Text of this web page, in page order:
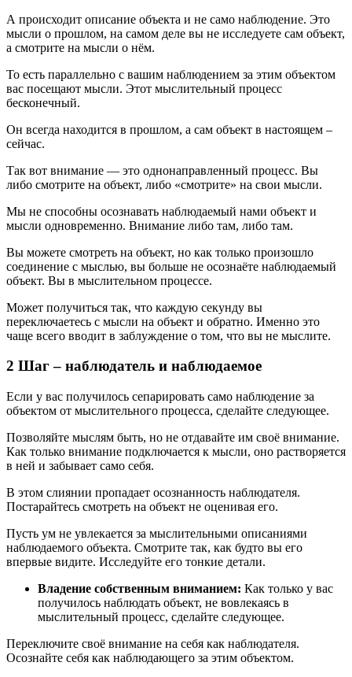
А происходит описание объекта и не само наблюдение. Это
мысли о прошлом, на самом деле вы не исследуете сам объект,
а смотрите на мысли о нём.
То есть параллельно с вашим наблюдением за этим объектом
вас посещают мысли. Этот мыслительный процесс
бесконечный.
Он всегда находится в прошлом, а сам объект в настоящем –
сейчас.
Так вот внимание — это однонаправленный процесс. Вы
либо смотрите на объект, либо «смотрите» на свои мысли.
Мы не способны осознавать наблюдаемый нами объект и
мысли одновременно. Внимание либо там, либо там.
Вы можете смотреть на объект, но как только произошло
соединение с мыслью, вы больше не осознаёте наблюдаемый
объект. Вы в мыслительном процессе.
Может получиться так, что каждую секунду вы
переключаетесь с мысли на объект и обратно. Именно это
чаще всего вводит в заблуждение о том, что вы не мыслите.
2 Шаг – наблюдатель и наблюдаемое
Если у вас получилось сепарировать само наблюдение за
объектом от мыслительного процесса, сделайте следующее.
Позволяйте мыслям быть, но не отдавайте им своё внимание.
Как только внимание подключается к мысли, оно растворяется
в ней и забывает само себя.
В этом слиянии пропадает осознанность наблюдателя.
Постарайтесь смотреть на объект не оценивая его.
Пусть ум не увлекается за мыслительными описаниями
наблюдаемого объекта. Смотрите так, как будто вы его
впервые видите. Исследуйте его тонкие детали.
Владение собственным вниманием: Как только у вас
получилось наблюдать объект, не вовлекаясь в
мыслительный процесс, сделайте следующее.
Переключите своё внимание на себя как наблюдателя.
Осознайте себя как наблюдающего за этим объектом.